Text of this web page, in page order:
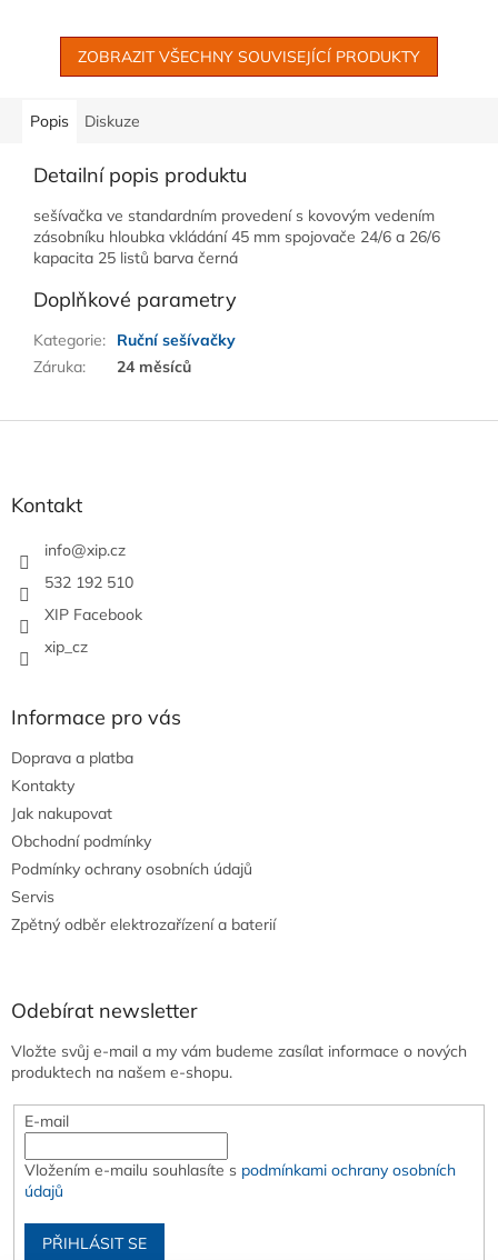
ZOBRAZIT VŠECHNY SOUVISEJÍCÍ PRODUKTY
Popis Diskuze
Detailní popis produktu
sešívačka ve standardním provedení s kovovým vedením
zásobníku hloubka vkládání 45 mm spojovače 24/6 a 26/6
kapacita 25 listů barva černá
Doplňkové parametry
Kategorie:
Ruční sešívačky
Záruka: 24 měsíců
Z
Kontakt
info@xip.cz
532 192 510
XIP Facebook
xip_cz
Informace pro vás
Doprava a platba
Kontakty
Jak nakupovat
Obchodní podmínky
Podmínky ochrany osobních údajů
Servis
Zpětný odběr elektrozařízení a baterií
Odebírat newsletter
Vložte svůj e-mail a my vám budeme zasílat informace o nových
produktech na našem e-shopu.
E-mail
Vložením e-mailu souhlasíte s podmínkami ochrany osobních
údajů
PŘIHLÁSIT SE